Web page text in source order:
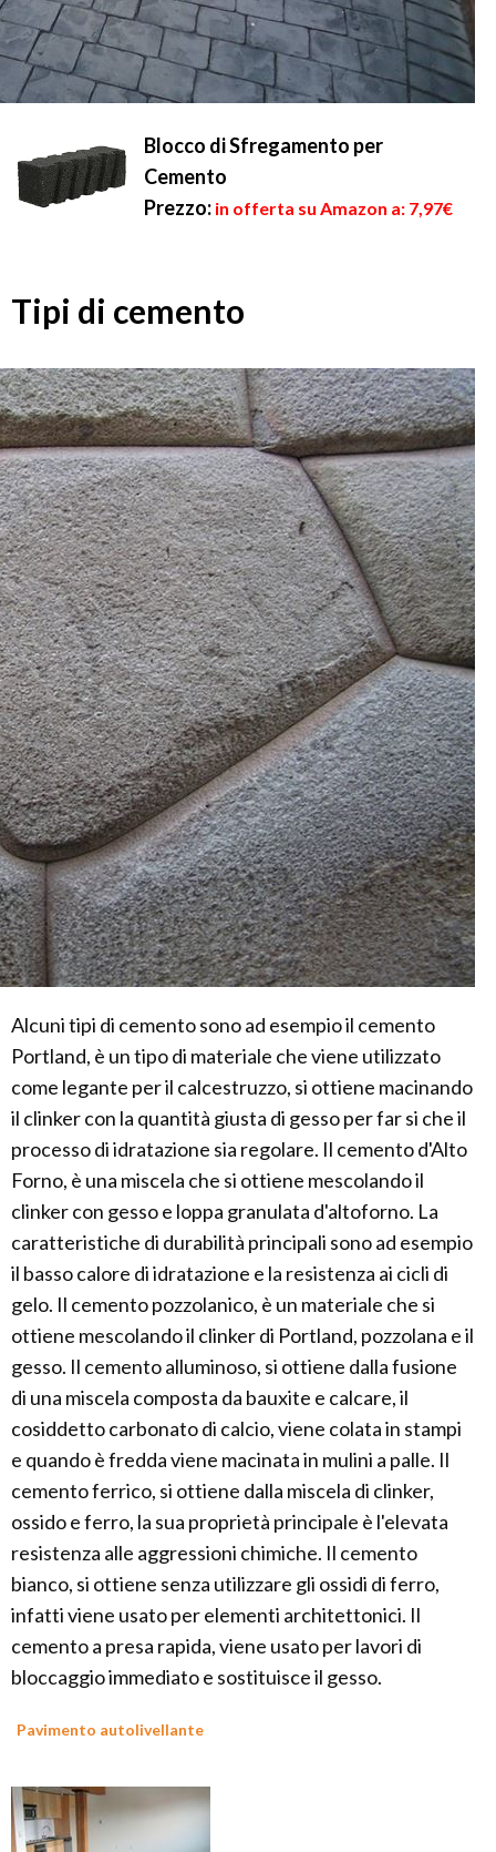
Blocco di Sfregamento per
Cemento
Prezzo: in offerta su Amazon a: 7,97€
Tipi di cemento
Alcuni tipi di cemento sono ad esempio il cemento
Portland, è un tipo di materiale che viene utilizzato
come legante per il calcestruzzo, si ottiene macinando
il clinker con la quantità giusta di gesso per far si che il
processo di idratazione sia regolare. Il cemento d'Alto
Forno, è una miscela che si ottiene mescolando il
clinker con gesso e loppa granulata d'altoforno. La
caratteristiche di durabilità principali sono ad esempio
il basso calore di idratazione e la resistenza ai cicli di
gelo. Il cemento pozzolanico, è un materiale che si
ottiene mescolando il clinker di Portland, pozzolana e il
gesso. Il cemento alluminoso, si ottiene dalla fusione
di una miscela composta da bauxite e calcare, il
cosiddetto carbonato di calcio, viene colata in stampi
e quando è fredda viene macinata in mulini a palle. Il
cemento ferrico, si ottiene dalla miscela di clinker,
ossido e ferro, la sua proprietà principale è l'elevata
resistenza alle aggressioni chimiche. Il cemento
bianco, si ottiene senza utilizzare gli ossidi di ferro,
infatti viene usato per elementi architettonici. Il
cemento a presa rapida, viene usato per lavori di
bloccaggio immediato e sostituisce il gesso.
Pavimento autolivellante